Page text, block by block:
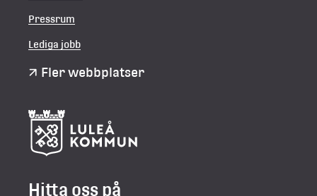
Pressrum
Lediga jobb
Fler webbplatser
Hitta oss på